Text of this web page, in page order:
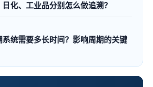
化、工业品分别怎么做追溯？
统需要多长时间？影响周期的关键